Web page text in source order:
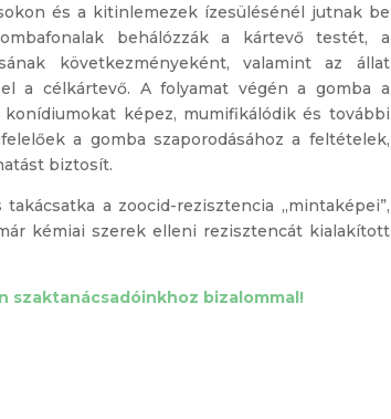
és a kitinlemezek ízesülésénél jutnak be
behálózzák a kártevő testét, a
következményeként, valamint az állat
a célkártevő. A folyamat végén a gomba a
képez, mumifikálódik és további
a gomba szaporodásához a feltételek,
biztosít.
a zoocid-rezisztencia „mintaképei”,
kémiai szerek elleni rezisztencát kialakított
bizalommal!